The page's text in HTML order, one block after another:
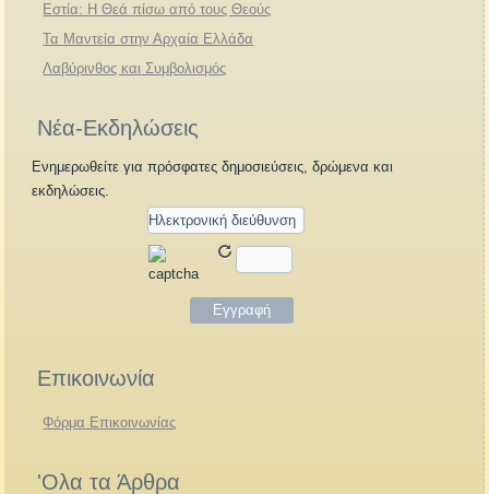
Εστία: Η Θεά πίσω από τους Θεούς
Τα Μαντεία στην Αρχαία Ελλάδα
Λαβύρινθος και Συμβολισμός
Νέα-Εκδηλώσεις
Ενημερωθείτε για πρόσφατες δημοσιεύσεις, δρώμενα και
εκδηλώσεις.
Επικοινωνία
Φόρμα Επικοινωνίας
'Ολα τα Άρθρα